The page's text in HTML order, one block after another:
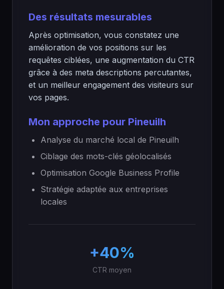
Des résultats mesurables
Après optimisation, vous constatez une
amélioration de vos positions sur les
requêtes ciblées, une augmentation du CTR
grâce à des meta descriptions percutantes,
et un meilleur engagement des visiteurs sur
vos pages.
Mon approche pour Pineuilh
Analyse du marché local de Pineuilh
Ciblage des mots-clés géolocalisés
Optimisation Google Business Profile
Stratégie adaptée aux entreprises
locales
+40%
CTR moyen